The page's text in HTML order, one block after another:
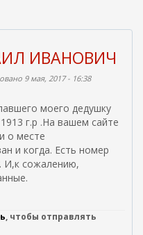
ИВАНОВИЧ
9 мая, 2017 - 16:38
моего дедушку
г.р .На вашем сайте
о месте
и когда. Есть номер
И,к сожалению,
, чтобы отправлять